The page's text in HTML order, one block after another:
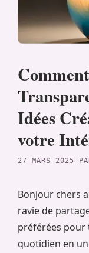
Idées
votre
27 MARS 2025
Bonjour chers
ravie de
préférées
quotidien en